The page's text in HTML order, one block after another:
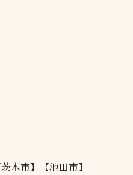
木市】【池田市】